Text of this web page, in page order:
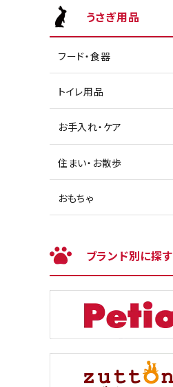
うさぎ用品
フード・食器
トイレ用品
お手入れ・ケア
住まい・お散歩
おもちゃ
ブランド別に探す